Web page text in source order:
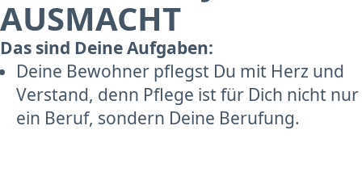
AUSMACHT
Das sind Deine Aufgaben:
Deine Bewohner pflegst Du mit Herz und
Verstand, denn Pflege ist für Dich nicht nur
ein Beruf, sondern Deine Berufung.